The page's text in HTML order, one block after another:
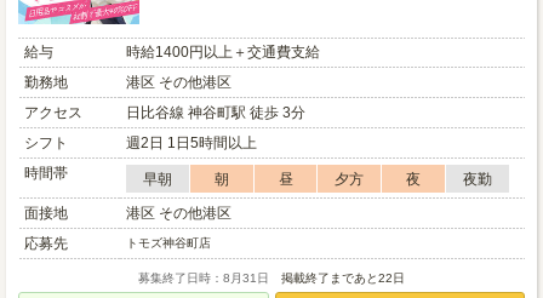
給与
時給1400円以上＋交通費支給
勤務地
港区 その他港区
アクセス
日比谷線 神谷町駅 徒歩 3分
シフト
週2日 1日5時間以上
時間帯
早朝 朝 昼 夕方 夜
夜勤
面接地
港区 その他港区
応募先
トモズ神谷町店
募集終了日時：8月31日 掲載終了まであと22日